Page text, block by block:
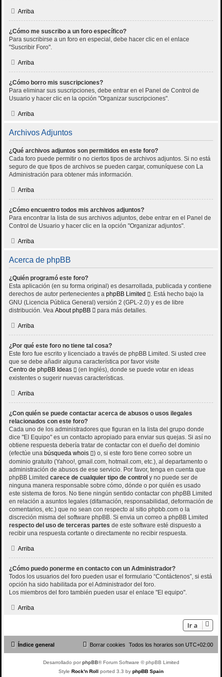
Arriba
¿Cómo me suscribo a un foro específico?
Para suscribirse a un foro en especial, debe hacer clic en el enlace
"Suscribir Foro".
Arriba
¿Cómo borro mis suscripciones?
Para eliminar sus suscripciones, debe entrar en el Panel de Control de
Usuario y hacer clic en la opción "Organizar suscripciones".
Arriba
Archivos Adjuntos
¿Qué archivos adjuntos son permitidos en este foro?
Cada foro puede permitir o no ciertos tipos de archivos adjuntos. Si no está
seguro de que tipos de archivos se pueden cargar, comuníquese con La
Administración para obtener más información.
Arriba
¿Cómo encuentro todos mis archivos adjuntos?
Para encontrar la lista de sus archivos adjuntos, debe entrar en el Panel de
Control de Usuario y hacer clic en la opción "Organizar adjuntos".
Arriba
Acerca de phpBB
¿Quién programó este foro?
Esta aplicación (en su forma original) es desarrollada, publicada y contiene
derechos de autor pertenecientes a phpBB Limited
. Está hecho bajo la
GNU (Licencia Pública General) versión 2 (GPL-2.0) y es de libre
distribución. Vea About phpBB para más detalles.
Arriba
¿Por qué este foro no tiene tal cosa?
Este foro fue escrito y licenciado a través de phpBB Limited. Si usted cree
que se debe añadir alguna característica por favor visite
Centro de phpBB Ideas
(en Inglés), donde se puede votar en ideas
existentes o sugerir nuevas características.
Arriba
¿Con quién se puede contactar acerca de abusos o usos ilegales
relacionados con este foro?
Cada uno de los administradores que figuran en la lista del grupo donde
dice "El Equipo" es un contacto apropiado para enviar sus quejas. Si así no
obtiene respuesta debería tratar de contactar con el dueño del dominio
(efectúe una búsqueda whois
) o, si este foro tiene correo sobre un
dominio gratuito (Yahoo!, gmail.com, hotmail.com, etc.), al departamento o
administración de abusos de ese servicio. Por favor, tenga en cuenta que
phpBB Limited carece de cualquier tipo de control y no puede ser de
ninguna manera responsable sobre cómo, dónde o por quién es usado
este sistema de foros. No tiene ningún sentido contactar con phpBB Limited
en relación a asuntos legales (difamación, responsabilidad, deformación de
comentarios, etc.) que no sean con respecto al sitio phpbb.com o la
discreción misma del software phpBB. Si envia un correo a phpBB Limited
respecto del uso de terceras partes de este software esté dispuesto a
recibir una respuesta cortante o directamente no recibir respuesta.
Arriba
¿Cómo puedo ponerme en contacto con un Administrador?
Todos los usuarios del foro pueden usar el formulario “Contáctenos”, si está
opción ha sido habilitada por el Administrador del foro.
Los miembros del foro también pueden usar el enlace "El equipo".
Arriba
Ir a
Índice general Todos los horarios son UTC+02:00
Borrar cookies
Desarrollado porphpBB® Forum Software © phpBB Limited
Style Rock'n Roll ported 3.3 by phpBB Spain